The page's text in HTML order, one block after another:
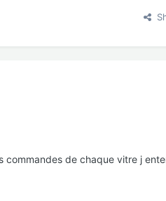
de chaque vitre j